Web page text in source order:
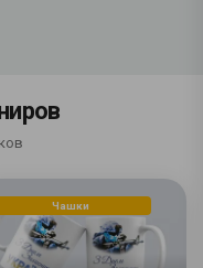
Чашки